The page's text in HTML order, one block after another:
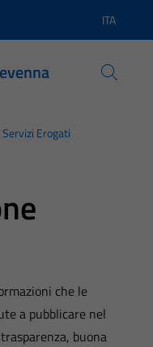
Lingua
ITA
Servizi Erogati
che le
a pubblicare nel
buona